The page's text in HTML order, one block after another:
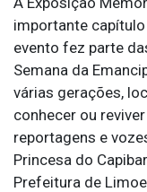
importante
evento fez parte
Semana da
várias gerações,
conhecer ou
reportagens e
Princesa do
Prefeitura de